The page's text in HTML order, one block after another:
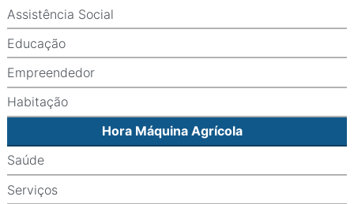
Assistência Social
Educação
Empreendedor
Habitação
Hora Máquina Agrícola
Saúde
Serviços